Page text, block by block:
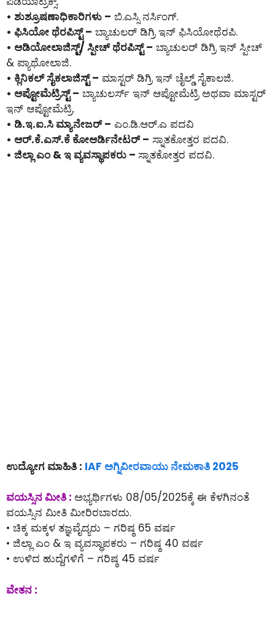
• ಶುಶ್ರೂಷಣಾಧಿಕಾರಿಗಳು – ಬಿ.ಎಸ್ಸಿ ನರ್ಸಿಂಗ್.
• ಫಿಸಿಯೋ ಥೆರಪಿಸ್ಟ್ – ಬ್ಯಾಚುಲರ್ ಡಿಗ್ರಿ ಇನ್ ಫಿಸಿಯೋಥೆರಪಿ.
• ಆಡಿಯೋಲಾಜಿಸ್ಟ್/ ಸ್ಪೀಚ್ ಥೆರಪಿಸ್ಟ್ – ಬ್ಯಾಚುಲರ್ ಡಿಗ್ರಿ ಇನ್ ಸ್ಪೀಚ್
& ಪ್ಯಾಥೋಲಾಜಿ.
• ಕ್ಲಿನಿಕಲ್ ಸೈಕಲಾಜಿಸ್ಟ್ – ಮಾಸ್ಟರ್ ಡಿಗ್ರಿ ಇನ್ ಚೈಲ್ಡ್ ಸೈಕಾಲಜಿ.
• ಆಪ್ಟೋಮೆಟ್ರಿಸ್ಟ್ – ಬ್ಯಾಚುಲರ್ಸ್ ಇನ್ ಆಪ್ಟೋಮೆಟ್ರಿ ಅಥವಾ ಮಾಸ್ಟರ್
ಇನ್ ಆಪ್ಟೋಮೆಟ್ರಿ.
• ಡಿ.ಇ.ಐ.ಸಿ ಮ್ಯಾನೇಜರ್ – ಎಂ.ಡಿ.ಆರ್.ಎ ಪದವಿ
• ಆರ್.ಕೆ.ಎಸ್.ಕೆ ಕೋಆರ್ಡಿನೇಟರ್ – ಸ್ನಾತಕೋತ್ತರ ಪದವಿ.
• ಜಿಲ್ಲಾ ಎಂ & ಇ ವ್ಯವಸ್ಥಾಪಕರು – ಸ್ನಾತಕೋತ್ತರ ಪದವಿ.
ಉದ್ಯೋಗ ಮಾಹಿತಿ : IAF ಅಗ್ನಿವೀರವಾಯು ನೇಮಕಾತಿ 2025
ವಯಸ್ಸಿನ ಮೀತಿ : ಅಭ್ಯರ್ಥಿಗಳು 08/05/2025ಕ್ಕೆ ಈ ಕೆಳಗಿನಂತೆ
ವಯಸ್ಸಿನ ಮೀತಿ ಮೀರಿರಬಾರದು.
• ಚಿಕ್ಕ ಮಕ್ಕಳ ತಜ್ಞವೈದ್ಯರು – ಗರಿಷ್ಠ 65 ವರ್ಷ
• ಜಿಲ್ಲಾ ಎಂ & ಇ ವ್ಯವಸ್ಥಾಪಕರು – ಗರಿಷ್ಠ 40 ವರ್ಷ
• ಉಳಿದ ಹುದ್ದೆಗಳಿಗೆ – ಗರಿಷ್ಠ 45 ವರ್ಷ
ವೇತನ :